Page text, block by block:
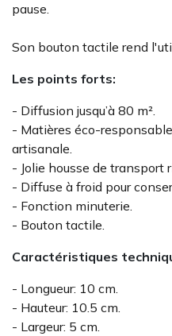
pause.
Son bouton tactile rend
Les points forts:
- Diffusion jusqu’à 80 m².
- Matières éco-
artisanale.
- Jolie housse de transport
- Diffuse à froid pour
- Fonction minuterie.
- Bouton tactile.
Caractéristiques
- Longueur: 10 cm.
- Hauteur: 10.5 cm.
- Largeur: 5 cm.